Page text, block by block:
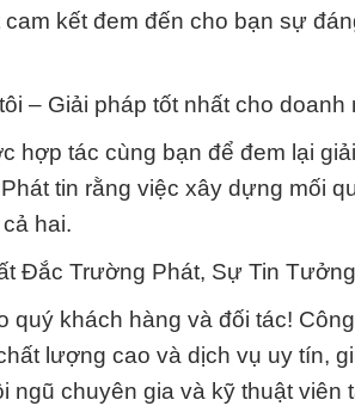
kết đem đến cho bạn sự
– Giải pháp tốt nhất cho doanh
hợp tác cùng bạn để đem lại
tin rằng việc xây dựng mối
hai.
Đắc Trường Phát, Sự Tin
quý khách hàng và đối tác!
lượng cao và dịch vụ uy tín,
ngũ chuyên gia và kỹ thuật